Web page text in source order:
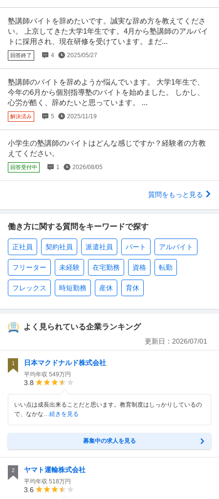
塾講師バイトを辞めたいです。誠実な辞め方を教えてくださ
い。 上京してきた大学1年生です。4月から塾講師のアルバイ
トに採用され、現在研修を受けています。まだ...
回答終了 4 2025/05/27
塾講師のバイトを辞めようか悩んでいます。 大学1年生で、
今年の6月から個別指導塾のバイトを始めました。 しかし、
心労が酷く、辞めたいと思っています。 ...
解決済み 5 2025/11/19
小学生の塾講師のバイトはどんな感じですか？経験者の方教
えてください。
回答受付中 1 2026/08/05
質問をもっと見る
働き方に関する質問をキーワードで探す
正社員 契約社員 派遣社員 パート アルバイト
フリーター 未経験 在宅勤務 資格 転勤
フレックス 時短勤務 産休 育休
よく見られている企業ランキング
更新日： 2026/07/01
1 日本マクドナルド株式会社
平均年収 549万円
3.8
いい点は成長出来ることだと思います。教育制度はしっかりしているの
で、なかな…続きを見る
募集中の求人を見る
2 ヤマト運輸株式会社
平均年収 518万円
3.6